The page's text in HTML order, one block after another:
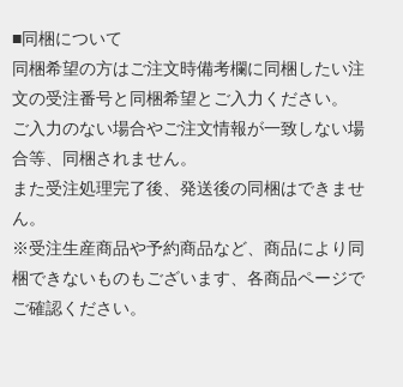
■同梱について
同梱希望の方はご注文時備考欄に同梱したい注
文の受注番号と同梱希望とご入力ください。
ご入力のない場合やご注文情報が一致しない場
合等、同梱されません。
また受注処理完了後、発送後の同梱はできませ
ん。
※受注生産商品や予約商品など、商品により同
梱できないものもございます、各商品ページで
ご確認ください。